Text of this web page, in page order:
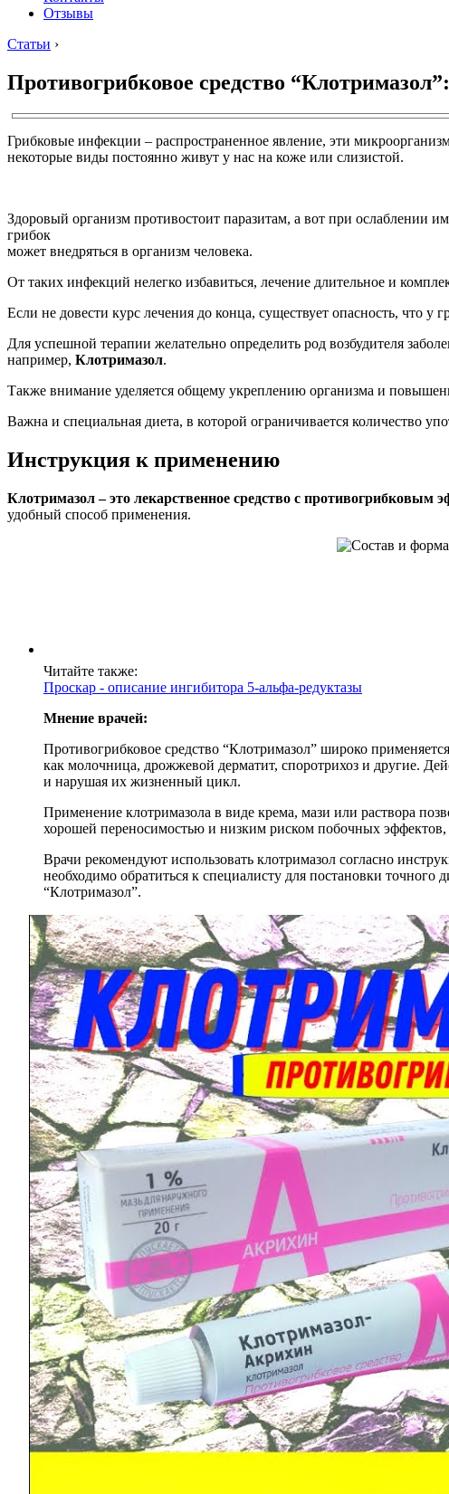
Отзывы
Статьи ›
Противогрибковое средство
Грибковые инфекции – распространенное явление, эти
некоторые виды постоянно живут у нас на коже или слизистой.
Здоровый организм противостоит паразитам, а вот при ослаблении
грибок
может внедряться в организм человека.
От таких инфекций нелегко избавиться, лечение длительное и
Если не довести курс лечения до конца, существует опасность, что у
Для успешной терапии желательно определить род возбудителя
например, Клотримазол.
Также внимание уделяется общему укреплению организма и
Важна и специальная диета, в которой ограничивается количество
Инструкция к применению
Клотримазол – это лекарственное средство с противогрибковым
удобный способ применения.
Читайте также:
Проскар - описание ингибитора 5-альфа-редуктазы
Мнение врачей:
Противогрибковое средство “Клотримазол” широко
как молочница, дрожжевой дерматит, споротрихоз и другие.
и нарушая их жизненный цикл.
Применение клотримазола в виде крема, мази или раствора
хорошей переносимостью и низким риском побочных эффектов,
Врачи рекомендуют использовать клотримазол согласно
необходимо обратиться к специалисту для постановки точного
“Клотримазол”.